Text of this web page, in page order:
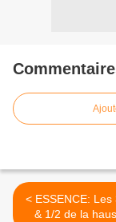
< ESSENCE: Les 3 raisons
& 1/2 de la